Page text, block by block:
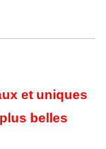
et uniques
belles